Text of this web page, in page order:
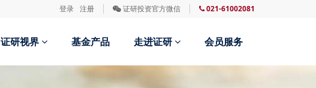
登录 注册 证研投资官方微信 021-61002081
证研视界 基金产品 走进证研 会员服务